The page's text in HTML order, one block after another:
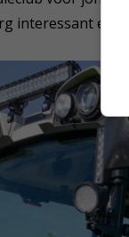
interessant en